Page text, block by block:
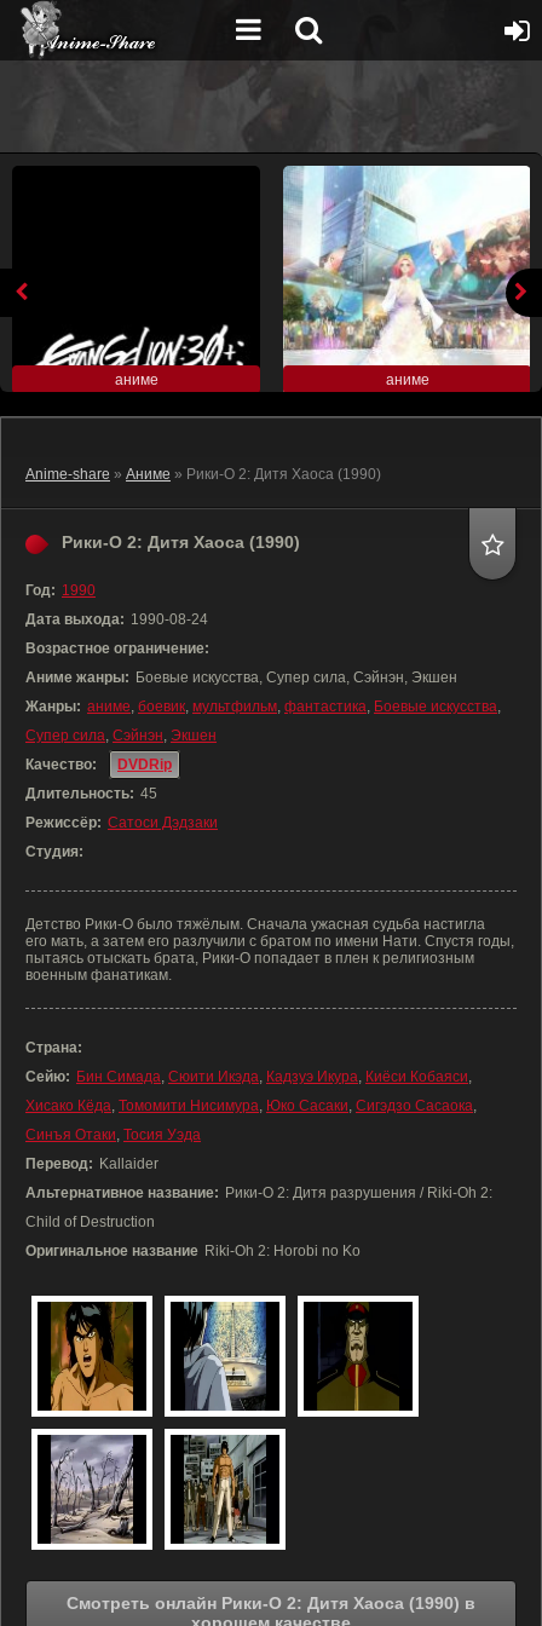
аниме аниме
Anime-share » Аниме » Рики-О 2: Дитя Хаоса (1990)
Рики-О 2: Дитя Хаоса (1990)
Год: 1990
Дата выхода: 1990-08-24
Возрастное ограничение:
Аниме жанры: Боевые искусства, Супер сила, Сэйнэн, Экшен
Жанры: аниме, боевик, мультфильм, фантастика, Боевые искусства,
Супер сила, Сэйнэн, Экшен
Качество:
DVDRip
Длительность: 45
Режиссёр: Сатоси Дэдзаки
Студия:
Детство Рики-О было тяжёлым. Сначала ужасная судьба настигла
его мать, а затем его разлучили с братом по имени Нати. Спустя годы,
пытаясь отыскать брата, Рики-О попадает в плен к религиозным
военным фанатикам.
Страна:
Сейю: Бин Симада, Сюити Икэда, Кадзуэ Икура, Киёси Кобаяси,
Хисако Кёда, Томомити Нисимура, Юко Сасаки, Сигэдзо Сасаока,
Синъя Отаки, Тосия Уэда
Перевод: Kallaider
Альтернативное название: Рики-О 2: Дитя разрушения / Riki-Oh 2:
Child of Destruction
Оригинальное название Riki-Oh 2: Horobi no Ko
Смотреть онлайн Рики-О 2: Дитя Хаоса (1990) в